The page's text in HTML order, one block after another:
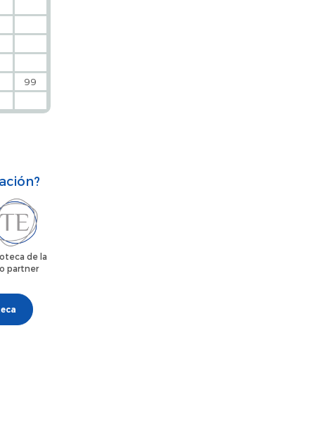
99
de la
partner